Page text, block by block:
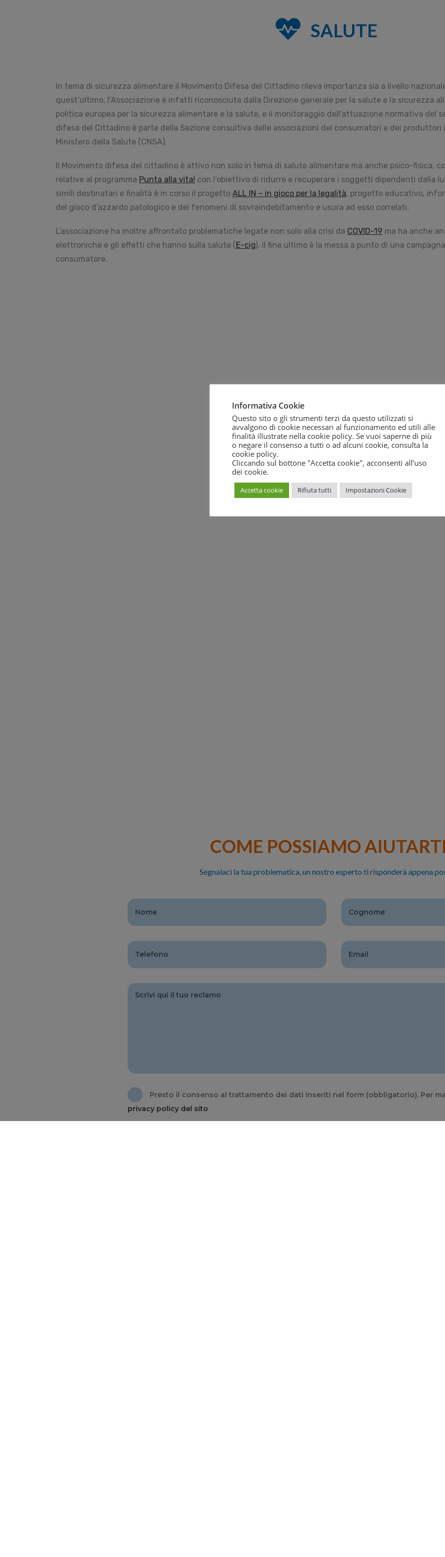
SALUTE
In tema di sicurezza alimentare il Movimento Difesa del Cittadino rileva importanza sia a livello
quest’ultimo, l’Associazione è infatti riconosciuta dalla Direzione generale per la salute e la sicurezza
politica europea per la sicurezza alimentare e la salute, e il monitoraggio dell’attuazione normativa del
difesa del Cittadino è parte della Sezione consultiva delle associazioni dei consumatori e dei
Ministero della Salute (CNSA).
Il Movimento difesa del cittadino è attivo non solo in tema di salute alimentare ma anche psico-fisica,
relative al programma Punta alla vita! con l’obiettivo di ridurre e recuperare i soggetti dipendenti dalla
simili destinatari e finalità è in corso il progetto ALL IN – in gioco per la legalità, progetto educativo,
del gioco d’azzardo patologico e dei fenomeni di sovraindebitamento e usura ad esso correlati.
L’associazione ha inoltre affrontato problematiche legate non solo alla crisi da COVID-19 ma ha anche
elettroniche e gli effetti che hanno sulla salute (E-cig). Il fine ultimo è la messa a punto di una
consumatore.
COME POSSIAMO
Segnalaci la tua problematica, un nostro esperto ti risponderà appena
Presto il consenso al trattamento dei dati inseriti nel form (obbligatorio). Per
privacy policy del sito
Informativa Cookie
Questo sito o gli strumenti terzi da questo utilizzati si
avvalgono di cookie necessari al funzionamento ed utili alle
finalità illustrate nella cookie policy. Se vuoi saperne di più
o negare il consenso a tutti o ad alcuni cookie, consulta la
cookie policy.
Cliccando sul bottone "Accetta cookie", acconsenti all’uso
dei cookie.
Accetta cookie Rifiuta tutti Impostazioni Cookie